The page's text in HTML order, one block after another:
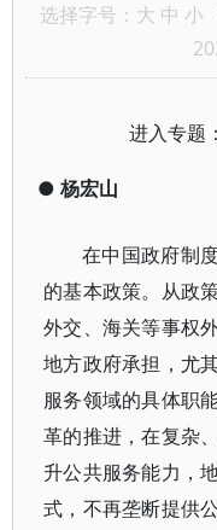
选择字号： 大 中 小
进入专题
● 杨宏山
在中国政府制
的基本政策。从政
外交、海关等事权
地方政府承担，尤
服务领域的具体职
革的推进，在复杂
升公共服务能力，
式，不再垄断提供